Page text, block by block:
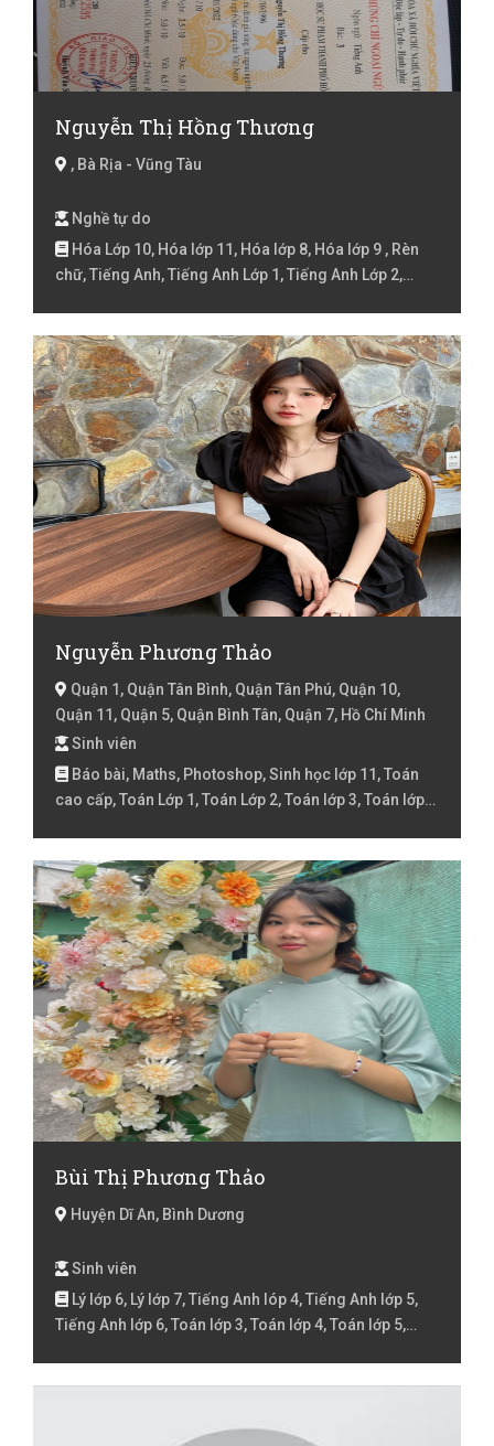
Nguyễn Thị Hồng Thương
, Bà Rịa - Vũng Tàu
Nghề tự do
Hóa Lớp 10, Hóa lớp 11, Hóa lớp 8, Hóa lớp 9 , Rèn
chữ, Tiếng Anh, Tiếng Anh Lớp 1, Tiếng Anh Lớp 2,
Tiếng Anh lớp 9 , Tiếng Việt Lớp 1, Tiếng Việt Lớp 2,
Tiếng Việt lớp 3, Tiếng Việt lóp 4, Tiếng Việt lớp 5, Toán
Lớp 1, Toán Lớp 2, Toán lớp 3, Toán lớp 4, Toán lớp 5,
Toán lớp 6, Toán lớp 7, Toán lớp 8, Toán lớp 9 , Văn lớp
6, Văn lớp 7, Văn lớp 8, Văn lớp 9
Nguyễn Phương Thảo
Quận 1, Quận Tân Bình, Quận Tân Phú, Quận 10,
Quận 11, Quận 5, Quận Bình Tân, Quận 7, Hồ Chí Minh
Sinh viên
Báo bài, Maths, Photoshop, Sinh học lớp 11, Toán
cao cấp, Toán Lớp 1, Toán Lớp 2, Toán lớp 3, Toán lớp
Bùi Thị Phương Thảo
Huyện Dĩ An, Bình Dương
Sinh viên
Lý lớp 6, Lý lớp 7, Tiếng Anh lóp 4, Tiếng Anh lớp 5,
Tiếng Anh lớp 6, Toán lớp 3, Toán lớp 4, Toán lớp 5,